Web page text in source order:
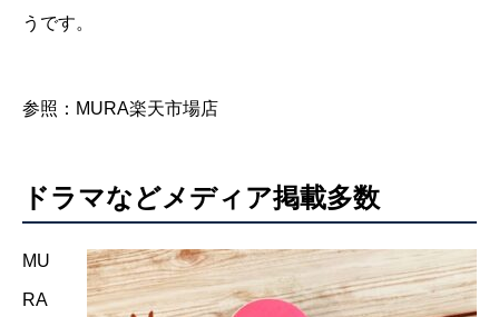
うです。
参照：MURA楽天市場店
ドラマなどメディア掲載多数
MU
RA